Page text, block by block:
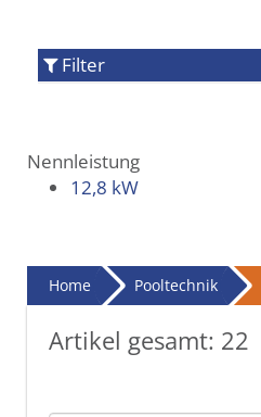
Filter
Nennleistung
12,8 kW
Home Pooltechnik
Artikel gesamt: 22